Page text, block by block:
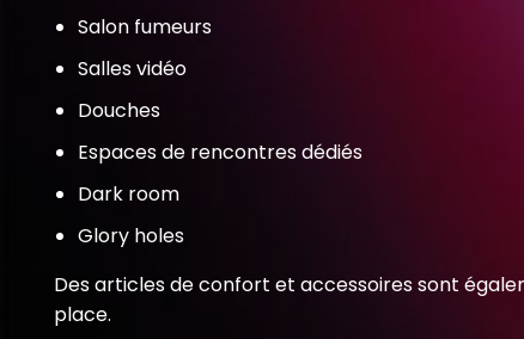
Salon fumeurs
Salles vidéo
Douches
Espaces de rencontres dédiés
Dark room
Glory holes
Des articles de confort et accessoires sont
place.